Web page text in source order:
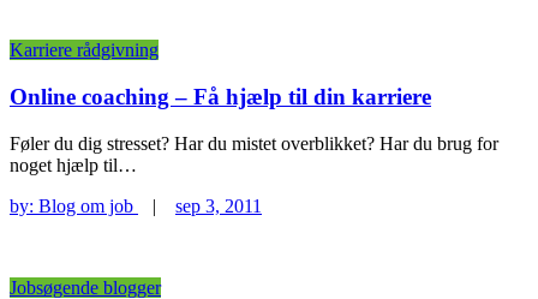
Karriere rådgivning
Online coaching – Få hjælp til din karriere
Føler du dig stresset? Har du mistet overblikket? Har du brug for
noget hjælp til…
by: Blog om job | sep 3, 2011
Jobsøgende blogger